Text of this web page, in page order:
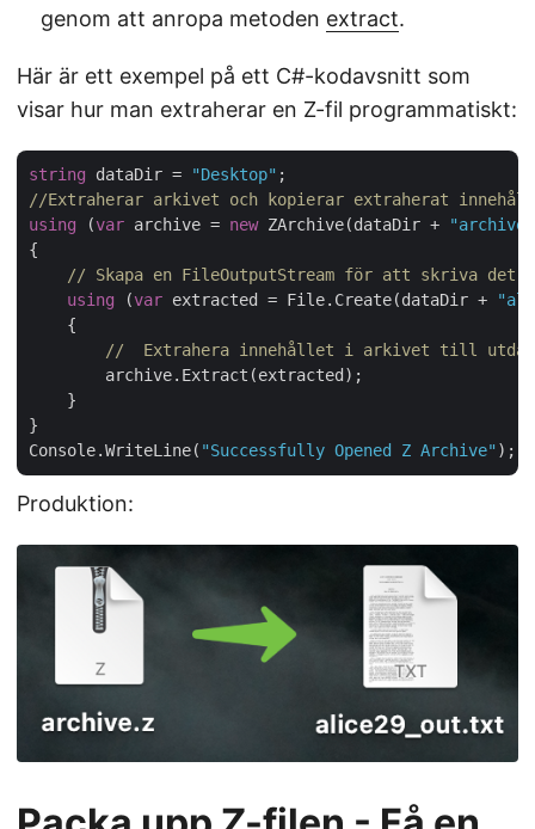
genom att anropa metoden extract.
Här är ett exempel på ett C#-kodavsnitt som
visar hur man extraherar en Z-fil programmatiskt:
string dataDir = "Desktop"
//Extraherar arkivet och kopierar extraherat
using (var archive = new ZArchive(dataDir +
{
// Skapa en FileOutputStream för att skriva
using (var extracted = File.Create(dataDir +
    {
//  Extrahera innehållet i arkivet till
        archive.Extract(extracted);
    }
}
Console.WriteLine( "Successfully Opened Z Archive"
Produktion: